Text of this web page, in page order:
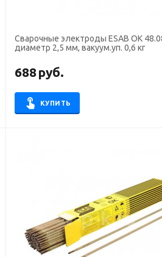
Сварочные электроды ESAB OK
диаметр 2,5 мм, вакуум.уп. 0,6 кг
688руб.
КУПИТЬ